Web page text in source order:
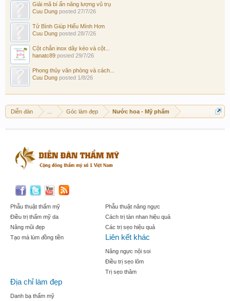
Giải mã bí ẩn năng lượng vũ trụ
Cuu Dung posted 27/7/26
Tử Bình Giúp Hiểu Mình Hơn
Cuu Dung posted 28/7/26
Cột chắn inox dây kéo và cột...
hanatc89 posted 29/7/26
Phong thủy văn phòng và cách...
Cuu Dung posted 1/8/26
Diễn đàn Góc làm đẹp Nước hoa - Mỹ phẩm
Phẫu thuật thẩm mỹ
Điều trị thẩm mỹ da
Nâng mũi đẹp
Tạo mà lúm đồng tiền
Phẫu thuật nâng ngực
Cách trị tàn nhan hiệu quả
Các trị sẹo hiệu quả
Liên kết khác
Nâng ngực nội soi
Điều trị sẹo lõm
Trị sẹo thâm
Địa chỉ làm đẹp
Danh bạ thẩm mỹ